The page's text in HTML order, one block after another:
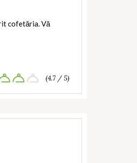
cofetăria. Vă
(4.7 / 5)